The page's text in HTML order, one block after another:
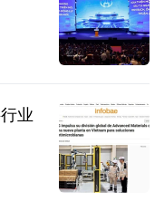
业